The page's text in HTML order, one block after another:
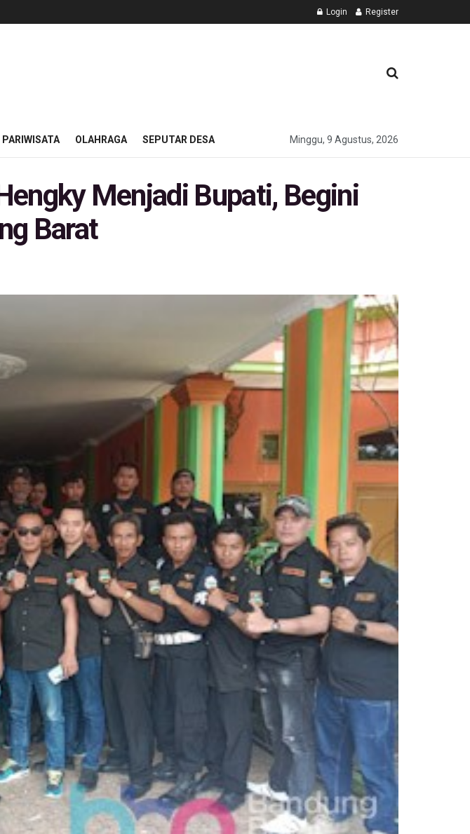
Login Register
PARIWISATA OLAHRAGA SEPUTAR DESA Minggu, 9 Agustus, 2026
Menjadi Bupati, Begini
Barat